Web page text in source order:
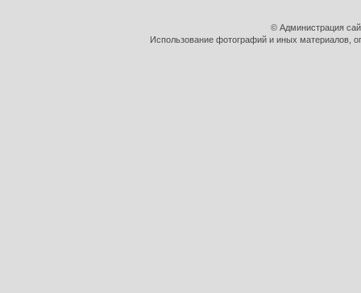
© Администрация
Использование фотографий и иных материалов,